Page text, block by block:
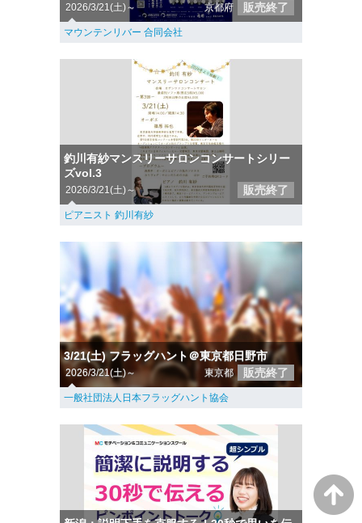
2026/3/21(土)～ 京都府 販売終了
マウンテンリバー 合同会社
釣川有紗マンスリーサロンコンサートシリー
ズvol.3
2026/3/21(土)～ 販売終了
ピアニスト 釣川有紗
3/21(土) フラッグハント＠東京都日野市
2026/3/21(土)～ 東京都 販売終了
一般社団法人日本フラッグハント協会